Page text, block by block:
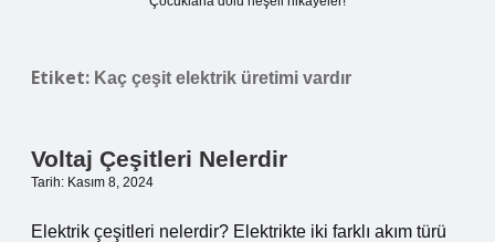
Etiket: Kaç çeşit elektrik üretimi vardır
Voltaj Çeşitleri Nelerdir
Tarih: Kasım 8, 2024
Elektrik çeşitleri nelerdir? Elektrikte iki farklı akım türü